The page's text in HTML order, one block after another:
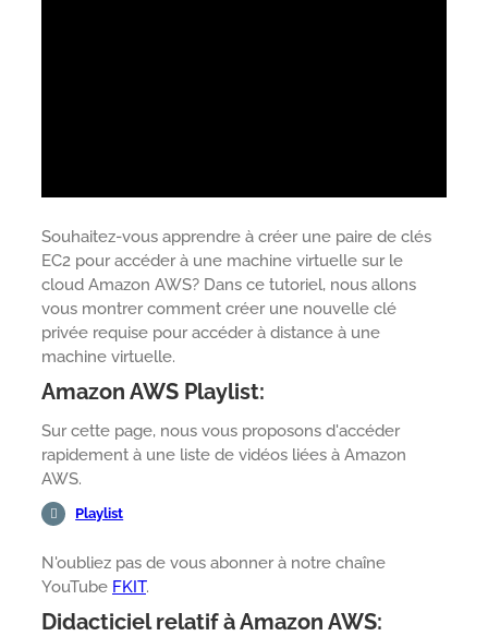
Souhaitez-vous apprendre à créer une paire de clés
EC2 pour accéder à une machine virtuelle sur le
cloud Amazon AWS? Dans ce tutoriel, nous allons
vous montrer comment créer une nouvelle clé
privée requise pour accéder à distance à une
machine virtuelle.
Amazon AWS Playlist:
Sur cette page, nous vous proposons d'accéder
rapidement à une liste de vidéos liées à Amazon
AWS.
Playlist
N'oubliez pas de vous abonner à notre chaîne
YouTube FKIT.
Didacticiel relatif à Amazon AWS: